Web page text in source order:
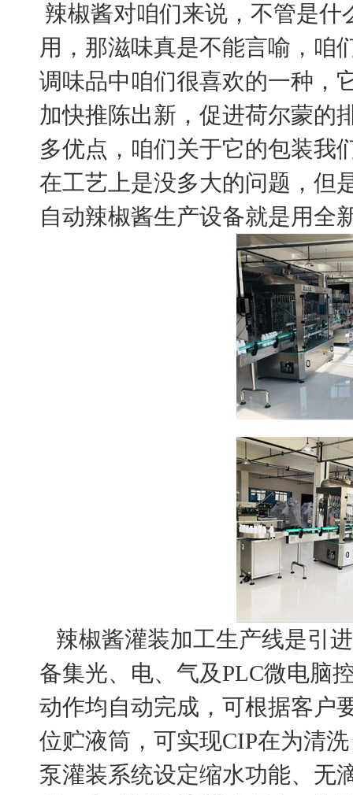
辣椒酱对咱们来说，不管是
用，那滋味真是不能言喻，咱
调味品中咱们很喜欢的一种，
加快推陈出新，促进荷尔蒙的
多优点，咱们关于它的包装我
在工艺上是没多大的问题，但
自动辣椒酱生产设备就是用全
辣椒酱灌装加工生产线是引
备集光、电、气及PLC微电脑
动作均自动完成，可根据客户
位贮液筒，可实现CIP在为清
泵灌装系统设定缩水功能、无